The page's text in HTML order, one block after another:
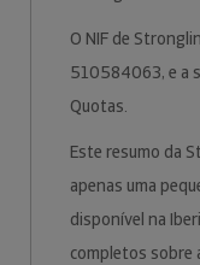
O NIF de
510584063, e a
Quotas.
Este resumo da
apenas uma
disponível na
completos sobre